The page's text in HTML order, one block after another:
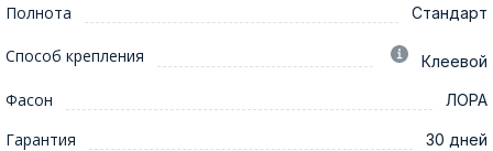
Полнота Стандарт
Способ крепления Клеевой
Фасон ЛОРА
Гарантия 30 дней